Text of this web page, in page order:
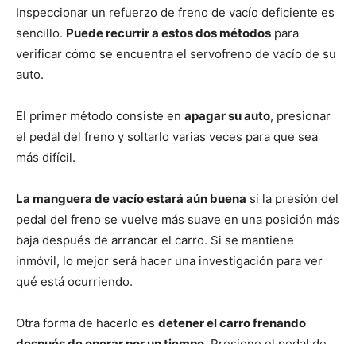
Inspeccionar un refuerzo de freno de vacío deficiente es
sencillo. Puede recurrir a estos dos métodos para
verificar cómo se encuentra el servofreno de vacío de su
auto.
El primer método consiste en apagar su auto, presionar
el pedal del freno y soltarlo varias veces para que sea
más difícil.
La manguera de vacío estará aún buena si la presión del
pedal del freno se vuelve más suave en una posición más
baja después de arrancar el carro. Si se mantiene
inmóvil, lo mejor será hacer una investigación para ver
qué está ocurriendo.
Otra forma de hacerlo es detener el carro frenando